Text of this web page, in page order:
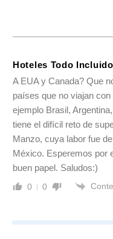
Hoteles Todo
A EUA y Canada? Que
países que no viajan
ejemplo Brasil,
tiene el difícil reto de
Manzo, cuya labor fue
México. Esperemos por
buen papel. Saludos:)
0 0